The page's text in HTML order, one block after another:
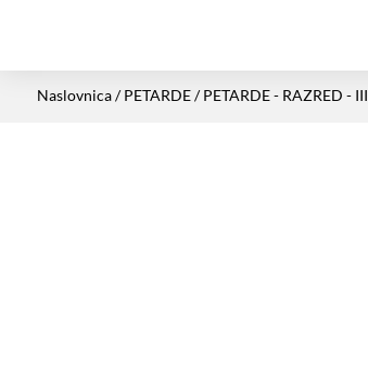
Naslovnica/PETARDE/PETARDE - RAZRED - III